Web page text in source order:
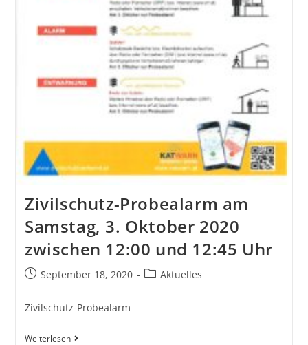
Zivilschutz-Probealarm am
Samstag, 3. Oktober 2020
zwischen 12:00 und 12:45 Uhr
September 18, 2020 Aktuelles
Zivilschutz-Probealarm
Weiterlesen